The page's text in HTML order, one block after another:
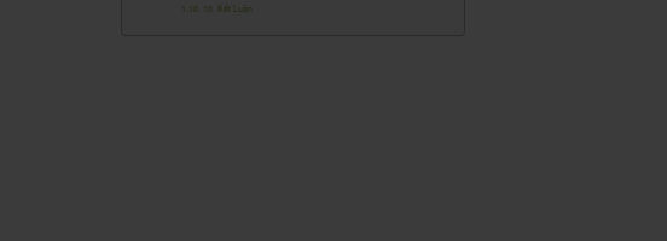
10. Kết Luận